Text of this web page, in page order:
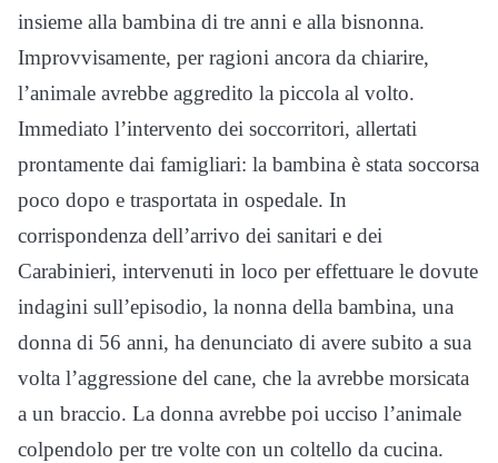
insieme alla bambina di tre anni e alla bisnonna.
Improvvisamente, per ragioni ancora da chiarire,
l’animale avrebbe aggredito la piccola al volto.
Immediato l’intervento dei soccorritori, allertati
prontamente dai famigliari: la bambina è stata soccorsa
poco dopo e trasportata in ospedale. In
corrispondenza dell’arrivo dei sanitari e dei
Carabinieri, intervenuti in loco per effettuare le dovute
indagini sull’episodio, la nonna della bambina, una
donna di 56 anni, ha denunciato di avere subito a sua
volta l’aggressione del cane, che la avrebbe morsicata
a un braccio. La donna avrebbe poi ucciso l’animale
colpendolo per tre volte con un coltello da cucina.